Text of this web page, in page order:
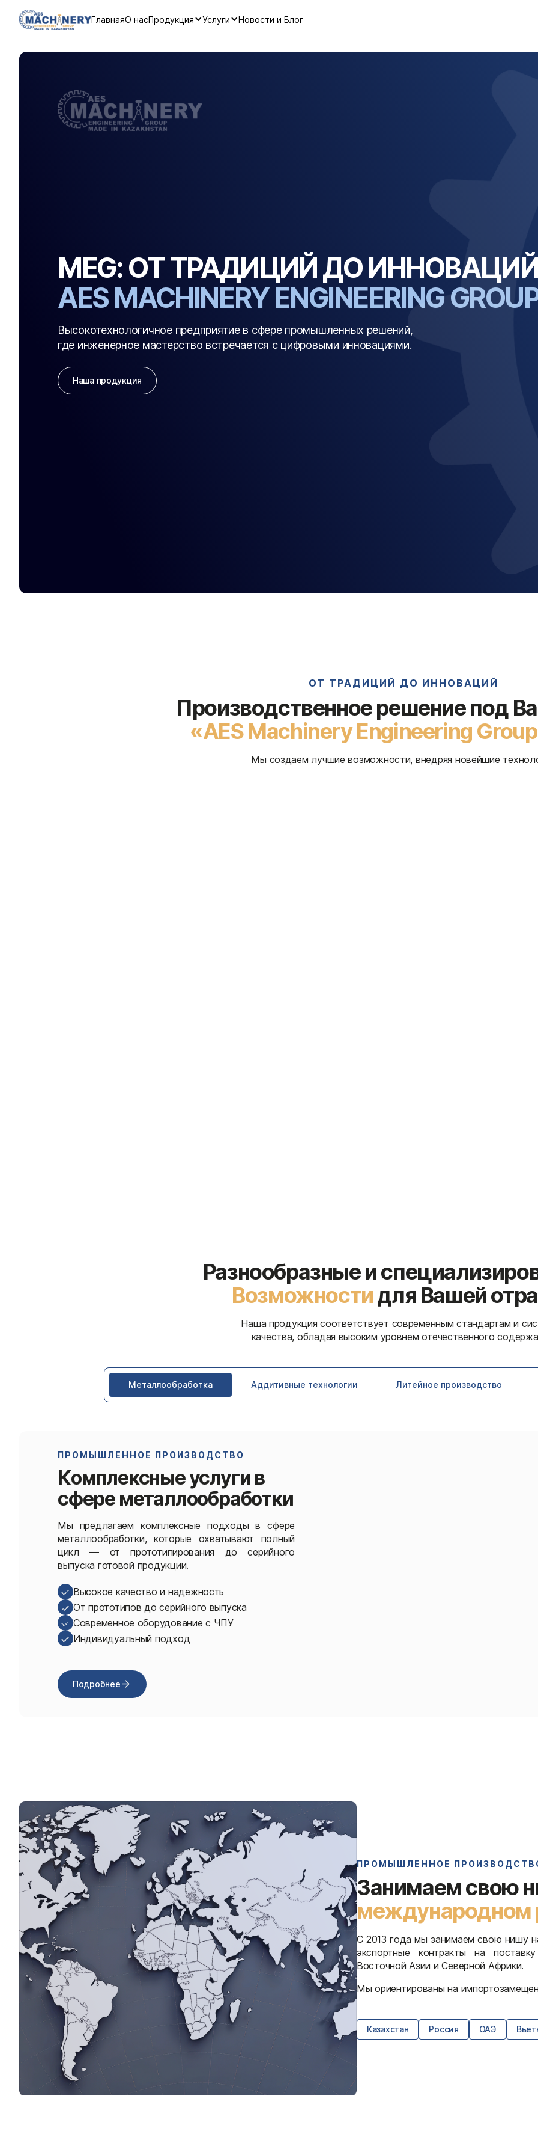
ГлавнаяО насПродукция Услуги Новости и Блог
MEG: ОТ ТРАДИЦИЙ ДО
AES MACHINERY ENGINEERING
Высокотехнологичное предприятие в сфере промышленных решений,
где инженерное мастерство встречается с цифровыми инновациями.
Наша продукция
ОТ ТРАДИЦИЙ ДО ИННОВАЦИЙ
Производственное решение под
«AES Machinery Engineering
Мы создаем лучшие возможности, внедряя новейшие
Разнообразные и
Возможностидля Вашей
Наша продукция соответствует современным стандартам и
качества, обладая высоким уровнем отечественного
Металлообработка Аддитивные технологии Литейное производство
ПРОМЫШЛЕННОЕ ПРОИЗВОДСТВО
Комплексные услуги в
сфере металлообработки
Мы предлагаем комплексные подходы в сфере
металлообработки, которые охватывают полный
цикл — от прототипирования до серийного
выпуска готовой продукции.
Высокое качество и надежность
От прототипов до серийного выпуска
Современное оборудование с ЧПУ
Индивидуальный подход
Подробнее
ПРОМЫШЛЕННОЕ
Занимаем свою
международном
C 2013 года мы занимаем свою нишу
экспортные контракты на
Восточной Азии и Северной Африки.
Мы ориентированы на
Казахстан Россия ОАЭ